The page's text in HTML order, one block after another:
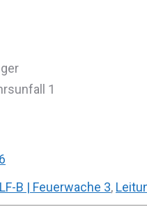
1
B | Feuerwache 3,